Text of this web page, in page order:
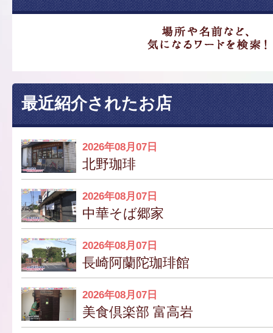
最近紹介されたお店
2026年08月07日
北野珈琲
2026年08月07日
中華そば郷家
2026年08月07日
長崎阿蘭陀珈琲館
2026年08月07日
美食倶楽部 富高岩